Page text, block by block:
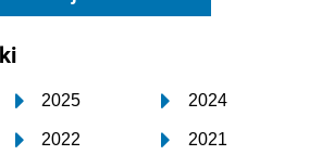
2025 2024
2022 2021